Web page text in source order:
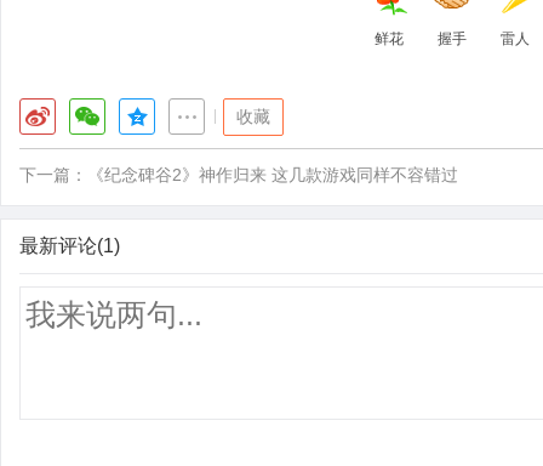
鲜花 握手 雷人
收藏
下一篇： 《纪念碑谷2》神作归来 这几款游戏同样不容错过
最新评论(1)